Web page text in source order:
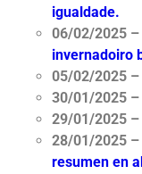
igualdade.
06/02/2025 –
invernadoiro
05/02/2025 –
30/01/2025 –
29/01/2025 –
28/01/2025 –
resumen en